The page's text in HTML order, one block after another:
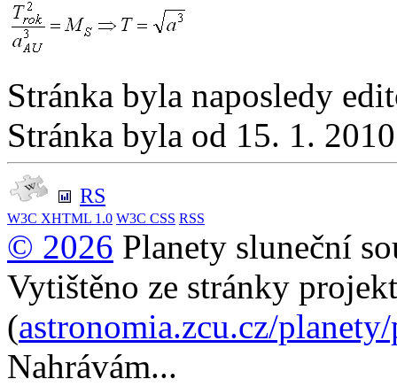
Stránka byla naposledy
Stránka byla od 15. 1.
RS
W3C XHTML 1.0 W3C CSS RSS
© 2026 Planety sluneční
Vytištěno ze stránky
(astronomia.zcu.cz/
Nahrávám...